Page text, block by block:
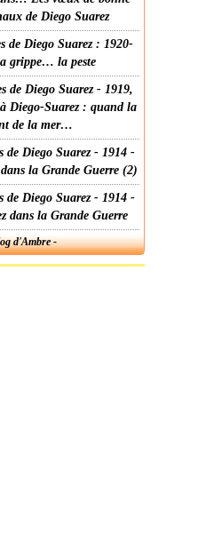
de Diego Suarez
de Diego Suarez : 1920-
grippe… la peste
de Diego Suarez - 1919,
Diego-Suarez : quand la
de la mer…
de Diego Suarez - 1914 -
la Grande Guerre (2)
de Diego Suarez - 1914 -
dans la Grande Guerre
d'Ambre -